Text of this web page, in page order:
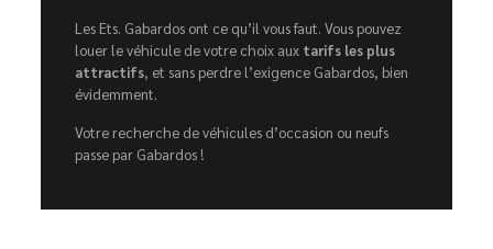
Les Ets. Gabardos ont ce qu’il vous faut. Vous pouvez
louer le véhicule de votre choix aux tarifs les plus
attractifs, et sans perdre l’exigence Gabardos, bien
évidemment.
Votre recherche de véhicules d’occasion ou neufs
passe par Gabardos !